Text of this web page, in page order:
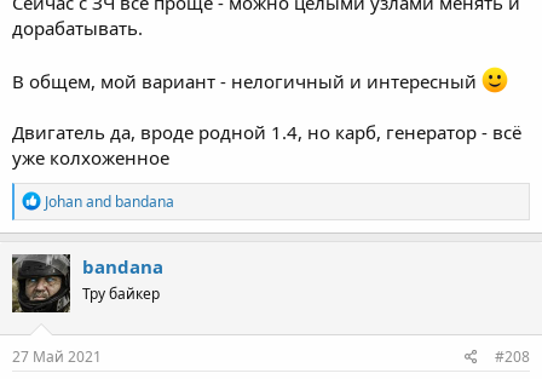
дорабатывать.
В общем, мой вариант - нелогичный и интересный
Двигатель да, вроде родной 1.4, но карб, генератор - всё
уже колхоженное
R
e
a
c
t
i
o
n
s
Johanand bandana
bandana
Тру байкер
27 Май 2021 #208